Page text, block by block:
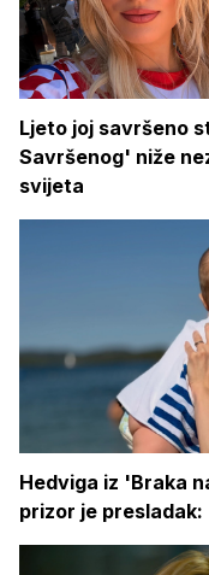
Ljeto joj savršeno
Savršenog' niže
svijeta
Hedviga iz 'Braka
prizor je